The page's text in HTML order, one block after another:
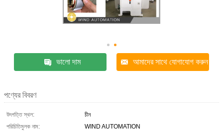
ভালো দাম আমাদের সাথে যোগাযোগ করুন
পণ্যের বিবরণ
উৎপত্তি স্থল:
চীন
পরিচিতিমুলক নাম:
WIND AUTOMATION